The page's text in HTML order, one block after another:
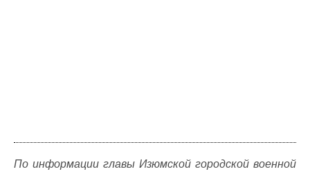
По информации главы Изюмской городской военной